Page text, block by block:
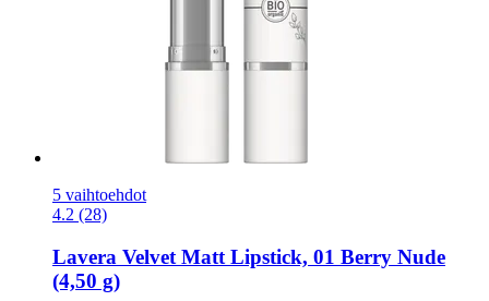
5 vaihtoehdot
4.2 (28)
Lavera Velvet Matt Lipstick, 01 Berry Nude
(4,50 g)